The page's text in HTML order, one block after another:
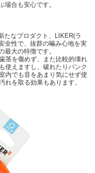
場合も安心です。
たなプロダクト、LIKER(ラ
全性で、抜群の噛み心地を実
最大の特徴です。
茎を傷めず、また比較的壊れ
使えますし、破れたりパンク
内でも音をあまり気にせず使
れを取る効果もあります。